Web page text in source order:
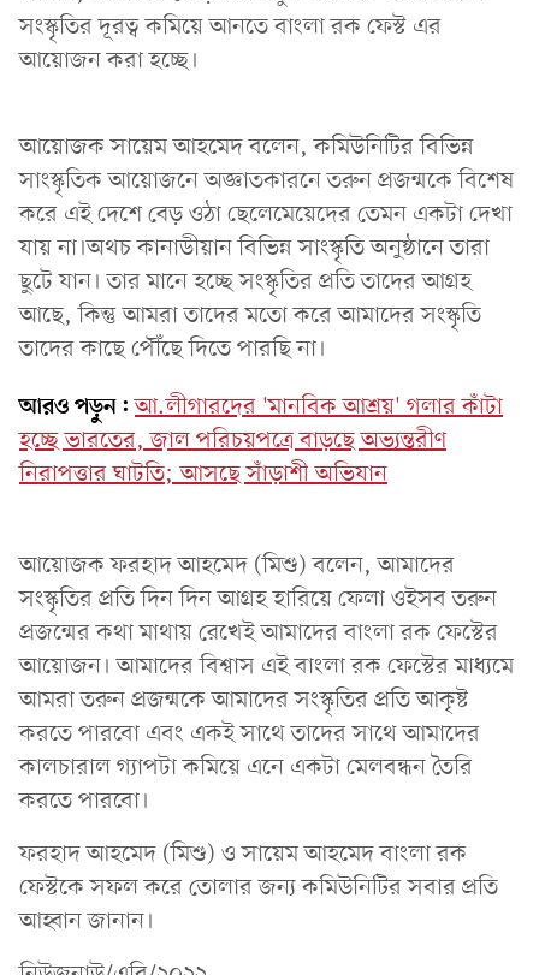
সংস্কৃতির দূরত্ব কমিয়ে আনতে বাংলা রক ফেস্ট এর
আয়োজন করা হচ্ছে।
আয়োজক সায়েম আহমেদ বলেন, কমিউনিটির বিভিন্ন
সাংস্কৃতিক আয়োজনে অজ্ঞাতকারনে তরুন প্রজন্মকে বিশেষ
করে এই দেশে বেড় ওঠা ছেলেমেয়েদের তেমন একটা দেখা
যায় না।অথচ কানাডীয়ান বিভিন্ন সাংস্কৃতি অনুষ্ঠানে তারা
ছুটে যান। তার মানে হচ্ছে সংস্কৃতির প্রতি তাদের আগ্রহ
আছে, কিন্তু আমরা তাদের মতো করে আমাদের সংস্কৃতি
তাদের কাছে পৌঁছে দিতে পারছি না।
আরও পড়ুন: আ.লীগারদের 'মানবিক আশ্রয়' গলার কাঁটা
হচ্ছে ভারতের, জাল পরিচয়পত্রে বাড়ছে অভ্যন্তরীণ
নিরাপত্তার ঘাটতি; আসছে সাঁড়াশী অভিযান
আয়োজক ফরহাদ আহমেদ (মিশু) বলেন, আমাদের
সংস্কৃতির প্রতি দিন দিন আগ্রহ হারিয়ে ফেলা ওইসব তরুন
প্রজন্মের কথা মাথায় রেখেই আমাদের বাংলা রক ফেস্টের
আয়োজন। আমাদের বিশ্বাস এই বাংলা রক ফেস্টের মাধ্যমে
আমরা তরুন প্রজন্মকে আমাদের সংস্কৃতির প্রতি আকৃষ্ট
করতে পারবো এবং একই সাথে তাদের সাথে আমাদের
কালচারাল গ্যাপটা কমিয়ে এনে একটা মেলবন্ধন তৈরি
করতে পারবো।
ফরহাদ আহমেদ (মিশু) ও সায়েম আহমেদ বাংলা রক
ফেস্টকে সফল করে তোলার জন্য কমিউনিটির সবার প্রতি
আহ্বান জানান।